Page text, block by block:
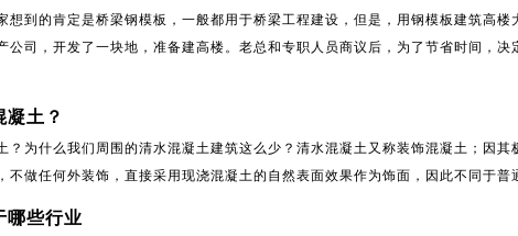
想到的肯定是桥梁钢模板，一般都用于桥梁工程建设，但是，用钢模板建筑高楼
公司，开发了一块地，准备建高楼。老总和专职人员商议后，为了节省时间，决
凝土？
？为什么我们周围的清水混凝土建筑这么少？清水混凝土又称装饰混凝土；因其
不做任何外装饰，直接采用现浇混凝土的自然表面效果作为饰面，因此不同于普
哪些行业